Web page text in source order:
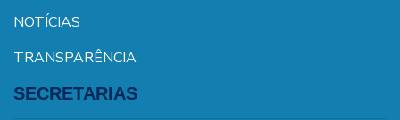
NOTÍCIAS
TRANSPARÊNCIA
SECRETARIAS